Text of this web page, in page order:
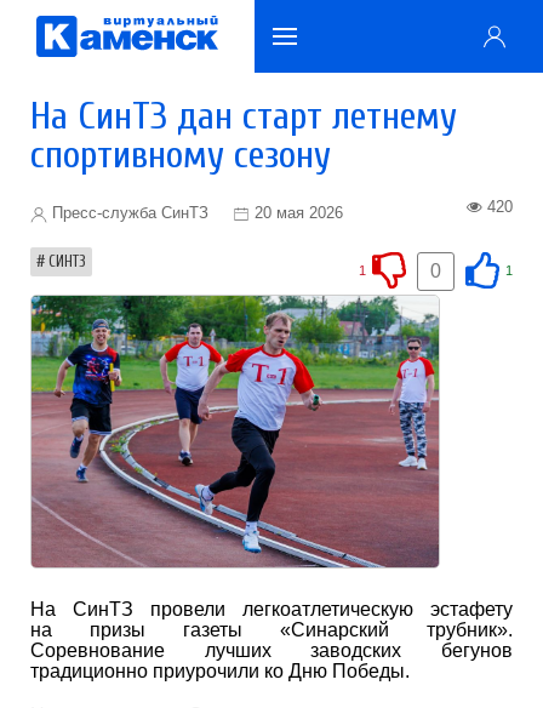
На СинТЗ дан старт летнему
спортивному сезону
Пресс-служба СинТЗ 20 мая 2026 420
СИНТЗ 1
0
1
На СинТЗ провели легкоатлетическую эстафету
на призы газеты «Синарский трубник».
Соревнование лучших заводских бегунов
традиционно приурочили ко Дню Победы.